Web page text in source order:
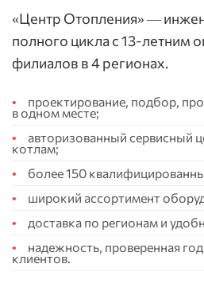
«Центр Отопления» —
полного цикла с 13-летним
филиалов в 4 регионах.
проектирование, подбор,
в одном месте;
авторизованный сервисный
котлам;
более 150
широкий ассортимент
доставка по регионам и
надежность, проверенная
клиентов.